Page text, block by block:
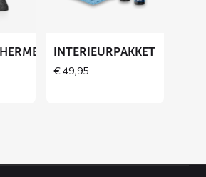
INTERIEURPAKKET
€49,95